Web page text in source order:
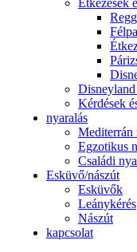
Étkezések
Kérdések
nyaralás
Mediterrán
Egzotikus
Családi
Esküvő/nászút
Esküvők
Leánykérés
Nászút
kapcsolat